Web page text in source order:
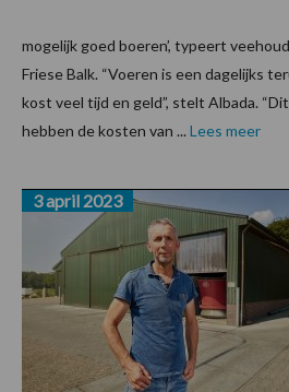
mogelijk goed boeren’, typeert
Friese Balk. “Voeren is een dagelijks
kost veel tijd en geld”, stelt Albada.
hebben de kosten van ... Lees meer
3 april 2023